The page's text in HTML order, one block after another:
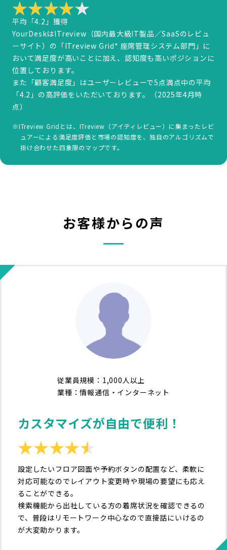
平均「4.2」獲得
YourDeskはITreview（国内最大級IT製品／SaaSのレビュ
ーサイト）の「ITreview Grid* 座席管理システム部門」に
おいて満足度が高いことに加え、認知度も高いポジションに
位置しております。
また「顧客満足度」はユーザーレビューで5点満点中の平均
「4.2」の高評価をいただいております。（2025年4月時
点）
※ITreview Gridとは、ITreview（アイティレビュー）に集まったレビ
ュアーによる満足度評価と市場の認知度を、独自のアルゴリズムで
掛け合わせた四象限のマップです。
お客様からの声
従業員規模：1,000人以上
業種：情報通信・インターネット
カスタマイズが自由で便利！
設定したいフロア図面や予約ボタンの配置など、柔軟に
対応可能なのでレイアウト変更時や現場の要望にも応え
ることができる。
検索機能から出社している方の着席状況を確認できるの
で、普段はリモートワーク中心なので直接話にいけるの
が大変助かります。